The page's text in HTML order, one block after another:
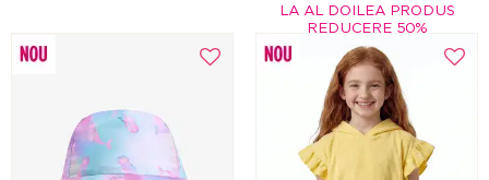
LA AL DOILEA PRODUS
REDUCERE 50%